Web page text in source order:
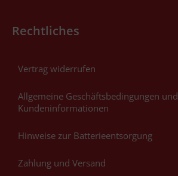
Rechtliches
Vertrag widerrufen
Allgemeine Geschäftsbedingungen und
Kundeninformationen
Hinweise zur Batterieentsorgung
Zahlung und Versand